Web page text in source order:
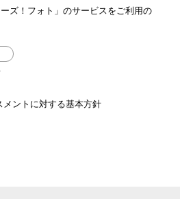
ズ！フォト」のサービスをご利用の
ントに対する基本方針